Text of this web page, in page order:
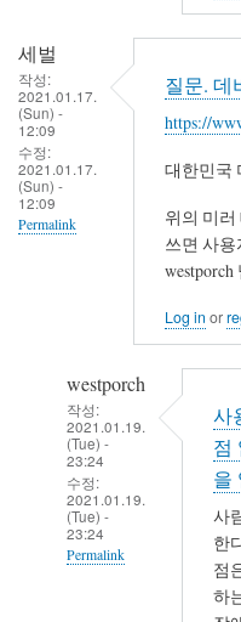
세벌
작성:
2021.01.17.
(Sun) -
12:09
수정:
2021.01.17.
(Sun) -
12:09
Permalink
질문. 데
https://
대한민국
위의 미러
쓰면 사
Log in or
westporch
작성:
2021.01.19.
(Tue) -
23:24
수정:
2021.01.19.
(Tue) -
23:24
Permalink
사
점
을
사
한
점
하